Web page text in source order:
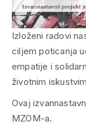
Izloženi radovi
ciljem poticanja
empatije i
životnim
Ovaj
MZOM-a.